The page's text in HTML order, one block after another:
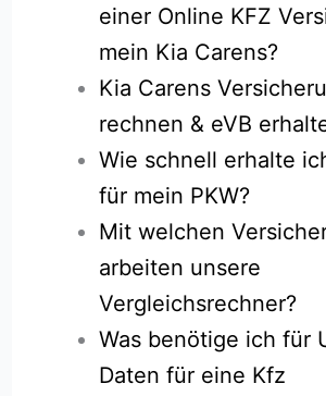
einer Online KFZ
mein Kia Carens?
Kia Carens
rechnen & eVB
Wie schnell erhalte
für mein PKW?
Mit welchen
arbeiten unsere
Vergleichsrechner?
Was benötige ich für
Daten für eine Kfz